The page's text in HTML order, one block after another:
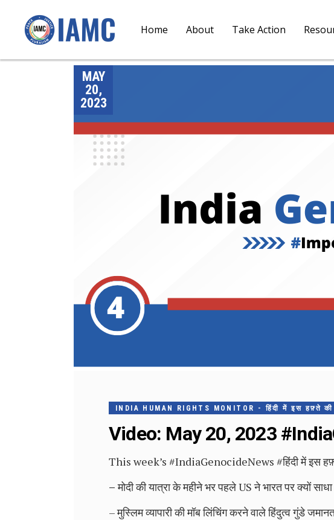
Home About Take Action
MAY
20,
2023
INDIA HUMAN RIGHTS MONITOR - हिंदी में इस हफ़्ते
Video: May 20, 2023
This week’s #IndiaGenocideNews #हिंदी में इस
–मोदी की यात्रा के महीने भर पहले US ने भारत पर क्यों साधा
– मुस्लिम व्यापारी की मॉब लिंचिंग करने वाले हिंदुत्व गुंडे